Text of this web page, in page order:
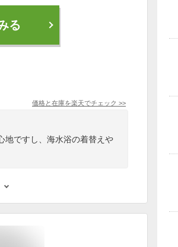
る
価格と在庫を楽天でチェック >>
地ですし、海水浴の着替えや